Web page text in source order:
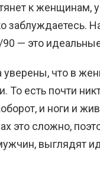
к женщинам,
заблуждаетесь.
— это
уверены, что в
То есть почти
и ноги и
это сложно,
выглядят